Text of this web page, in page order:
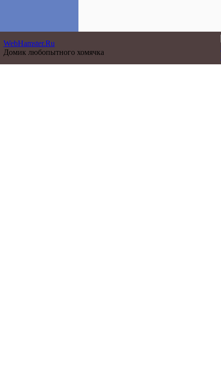
WebHamster.Ru
Домик любопытного хомячка